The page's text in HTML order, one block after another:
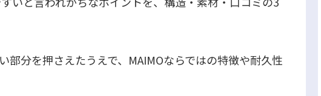
部分を押さえたうえで、MAIMOならではの特徴や耐久性